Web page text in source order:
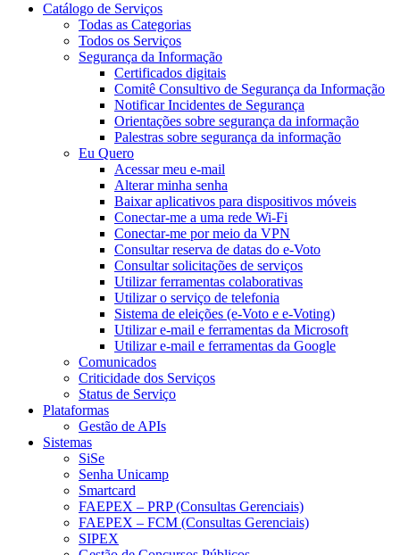
Catálogo de Serviços
Todas as Categorias
Todos os Serviços
Segurança da Informação
Certificados digitais
Comitê Consultivo de Segurança da Informação
Notificar Incidentes de Segurança
Orientações sobre segurança da informação
Palestras sobre segurança da informação
Eu Quero
Acessar meu e-mail
Alterar minha senha
Baixar aplicativos para dispositivos móveis
Conectar-me a uma rede Wi-Fi
Conectar-me por meio da VPN
Consultar reserva de datas do e-Voto
Consultar solicitações de serviços
Utilizar ferramentas colaborativas
Utilizar o serviço de telefonia
Sistema de eleições (e-Voto e e-Voting)
Utilizar e-mail e ferramentas da Microsoft
Utilizar e-mail e ferramentas da Google
Comunicados
Criticidade dos Serviços
Status de Serviço
Plataformas
Gestão de APIs
Sistemas
SiSe
Senha Unicamp
Smartcard
FAEPEX – PRP (Consultas Gerenciais)
FAEPEX – FCM (Consultas Gerenciais)
SIPEX